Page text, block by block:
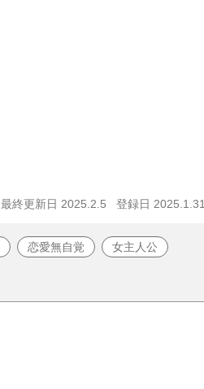
最終更新日 2025.2.5 登録日 2025.1.31
恋愛無自覚 女主人公